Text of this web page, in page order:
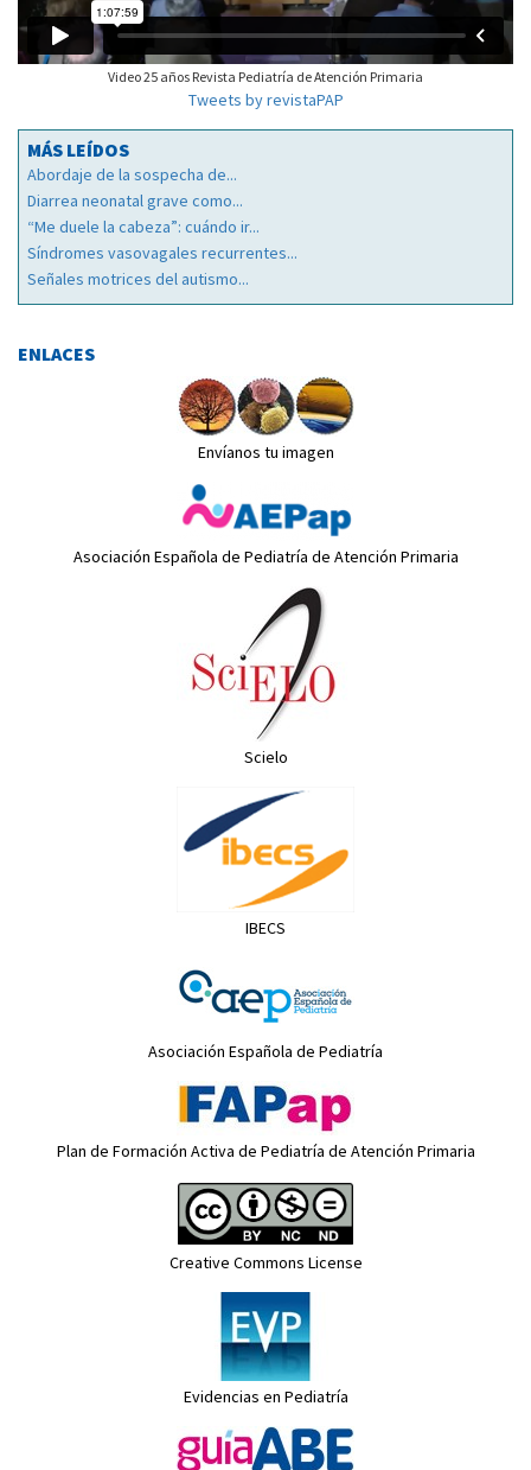
Video 25 años Revista Pediatría de Atención Primaria
Tweets by revistaPAP
MÁS LEÍDOS
Abordaje de la sospecha de...
Diarrea neonatal grave como...
“Me duele la cabeza”: cuándo ir...
Síndromes vasovagales recurrentes...
Señales motrices del autismo...
ENLACES
Envíanos tu imagen
Asociación Española de Pediatría de Atención Primaria
Scielo
IBECS
Asociación Española de Pediatría
Plan de Formación Activa de Pediatría de Atención Primaria
Creative Commons License
Evidencias en Pediatría